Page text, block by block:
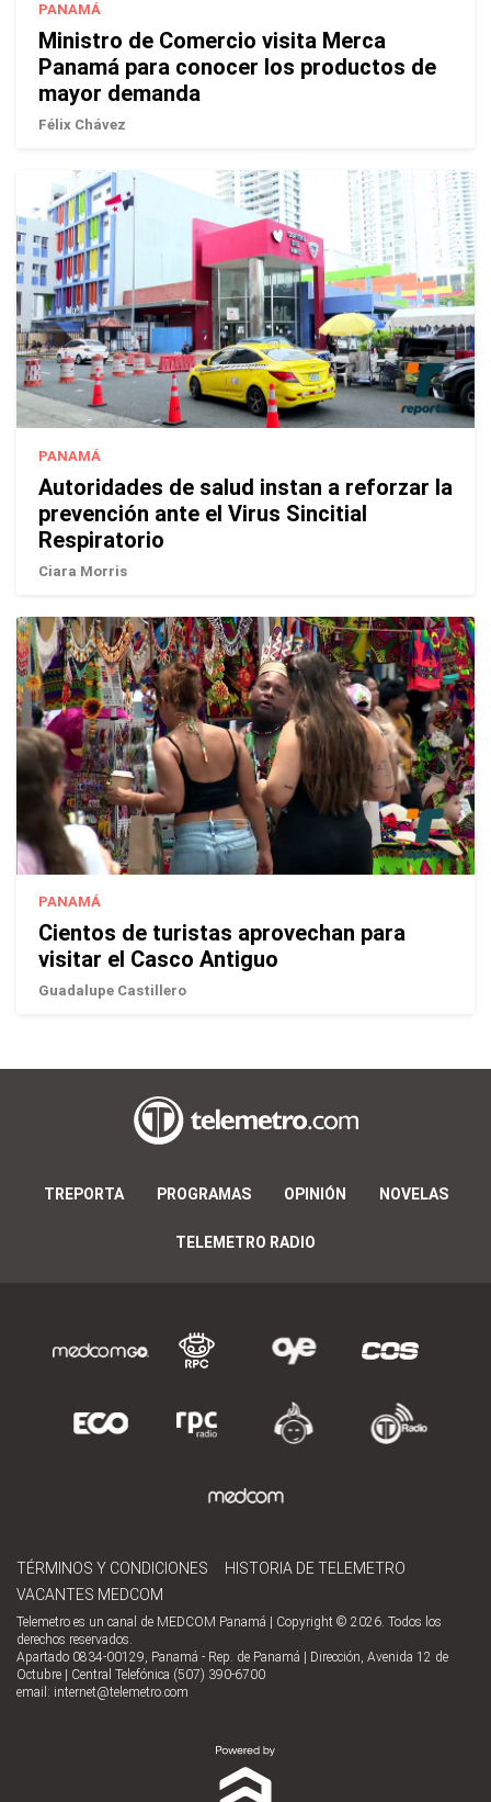
PANAMÁ
Ministro de Comercio visita Merca
Panamá para conocer los productos de
mayor demanda
Félix Chávez
PANAMÁ
Autoridades de salud instan a reforzar la
prevención ante el Virus Sincitial
Respiratorio
Ciara Morris
PANAMÁ
Cientos de turistas aprovechan para
visitar el Casco Antiguo
Guadalupe Castillero
TREPORTA PROGRAMAS OPINIÓN NOVELAS
TELEMETRO RADIO
TÉRMINOS Y CONDICIONES
HISTORIA DE TELEMETRO
VACANTES MEDCOM
Telemetro es un canal de MEDCOM Panamá | Copyright © 2026. Todos los
derechos reservados.
Apartado 0834-00129, Panamá - Rep. de Panamá | Dirección, Avenida 12 de
Octubre | Central Telefónica (507) 390-6700
email: internet@telemetro.com